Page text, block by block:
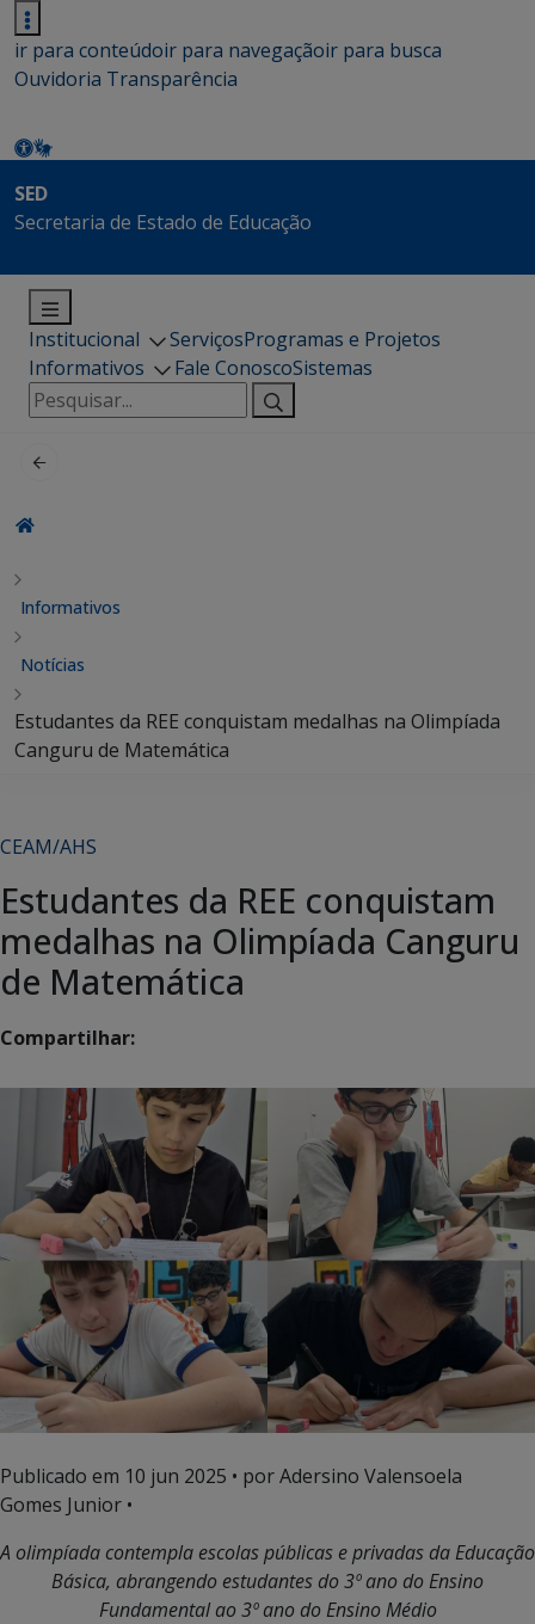
ir para conteúdoir para navegaçãoir para busca
Ouvidoria Transparência
SED
Secretaria de Estado de Educação
Institucional ServiçosProgramas e Projetos
Informativos
Fale ConoscoSistemas
Pesquisar
por:
Informativos
Notícias
Estudantes da REE conquistam medalhas na Olimpíada
Canguru de Matemática
CEAM/AHS
Estudantes da REE conquistam
medalhas na Olimpíada Canguru
de Matemática
Compartilhar:
Publicado em 10 jun 2025 • por Adersino Valensoela
Gomes Junior •
A olimpíada contempla escolas públicas e privadas da Educação
Básica, abrangendo estudantes do 3º ano do Ensino
Fundamental ao 3º ano do Ensino Médio